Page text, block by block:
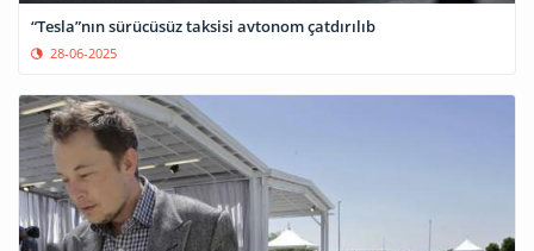
“Tesla”nın sürücüsüz taksisi avtonom çatdırılıb
28-06-2025